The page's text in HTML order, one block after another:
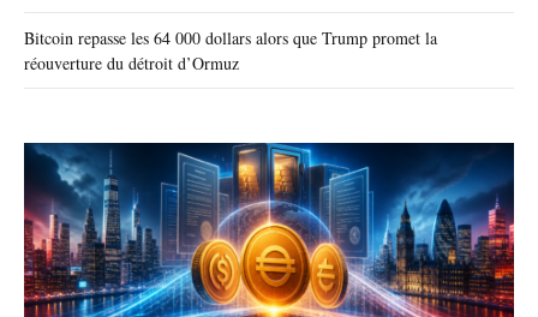
Bitcoin repasse les 64 000 dollars alors que Trump promet la
réouverture du détroit d’Ormuz